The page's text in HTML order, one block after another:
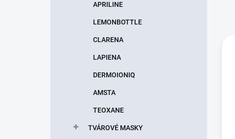
APRILINE
LEMONBOTTLE
CLARENA
LAPIENA
DERMOIONIQ
AMSTA
TEOXANE
TVÁROVÉ MASKY